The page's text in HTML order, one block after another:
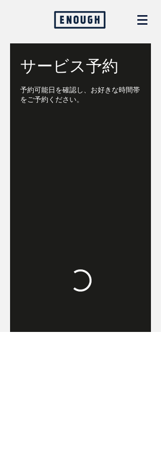
サービス予約
予約可能日を確認し、お好きな時間帯
をご予約ください。